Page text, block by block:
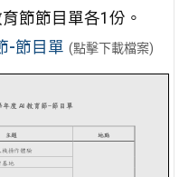
節節目單各1份。
-節目單 (點擊下載檔案)